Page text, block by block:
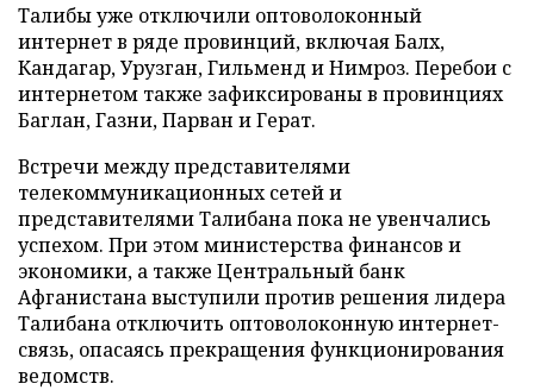
Талибы уже отключили оптоволоконный
интернет в ряде провинций, включая Балх,
Кандагар, Урузган, Гильменд и Нимроз. Перебои с
интернетом также зафиксированы в провинциях
Баглан, Газни, Парван и Герат.
Встречи между представителями
телекоммуникационных сетей и
представителями Талибана пока не увенчались
успехом. При этом министерства финансов и
экономики, а также Центральный банк
Афганистана выступили против решения лидера
Талибана отключить оптоволоконную интернет-
связь, опасаясь прекращения функционирования
ведомств.